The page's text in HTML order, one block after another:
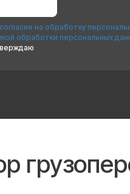
согласие на обработку
обработки персональных